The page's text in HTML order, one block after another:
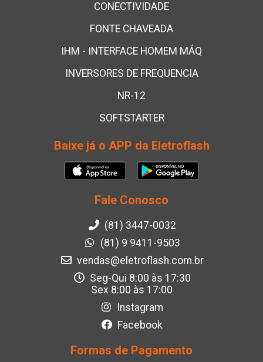
CONECTIVIDADE
FONTE CHAVEADA
IHM - INTERFACE HOMEM MÁQ
INVERSORES DE FREQUENCIA
NR-12
SOFTSTARTER
Baixe já o APP da Eletroflash
Fale Conosco
(81) 3447-0032
(81) 9 9411-9503
vendas@eletroflash.com.br
Seg-Qui 8:00 às 17:30
Sex 8:00 às 17:00
Instagram
Facebook
Formas de Pagamento